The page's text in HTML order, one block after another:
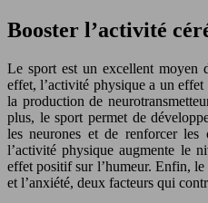
Booster l’activité
Le sport est un excellent moyen
effet, l’activité physique a un
la production de
plus, le sport permet de
les neurones et de renforcer les
l’activité physique augmente le
effet positif sur l’humeur. Enfin,
et l’anxiété, deux facteurs qui